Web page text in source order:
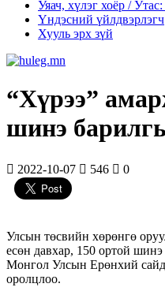
Уяач, хүлэг хоёр /
Үндэсний үйлдвэрлэгч
Хууль эрх зүй
“Хүрээ”
шинэ
2022-10-07 546 0
Улсын төсвийн хөрөнгө
есөн давхар, 150 ортой шинэ
Монгол Улсын Ерөнхий
оролцлоо.